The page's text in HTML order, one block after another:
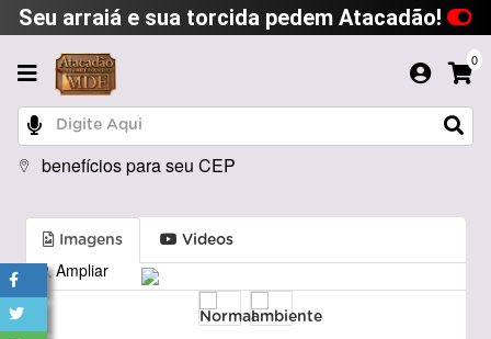
Seu arraiá e sua torcida pedem Atacadão!
0
benefícios para seu CEP
Imagens Videos
Ampliar